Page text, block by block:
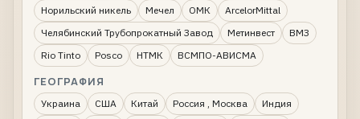
Норильский никель
Мечел ОМК
ArcelorMittal
Челябинский Трубопрокатный Завод
Метинвест
ВМЗ
Rio Tinto
Posco НТМК ВСМПО-АВИСМА
ГЕОГРАФИЯ
Украина США Китай Россия , Москва
Индия